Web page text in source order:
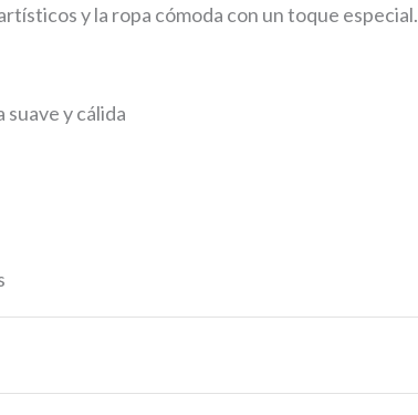
y la ropa cómoda con un toque especial.
y cálida